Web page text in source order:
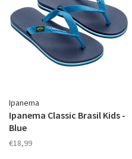
Ipanema
Ipanema Classic Brasil Kids -
Blue
€18,99